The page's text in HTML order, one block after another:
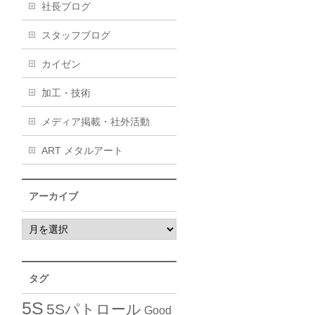
社長ブログ
スタッフブログ
カイゼン
加工・技術
メディア掲載・社外活動
ART メタルアート
アーカイブ
タグ
5S 5Sパトロール Good